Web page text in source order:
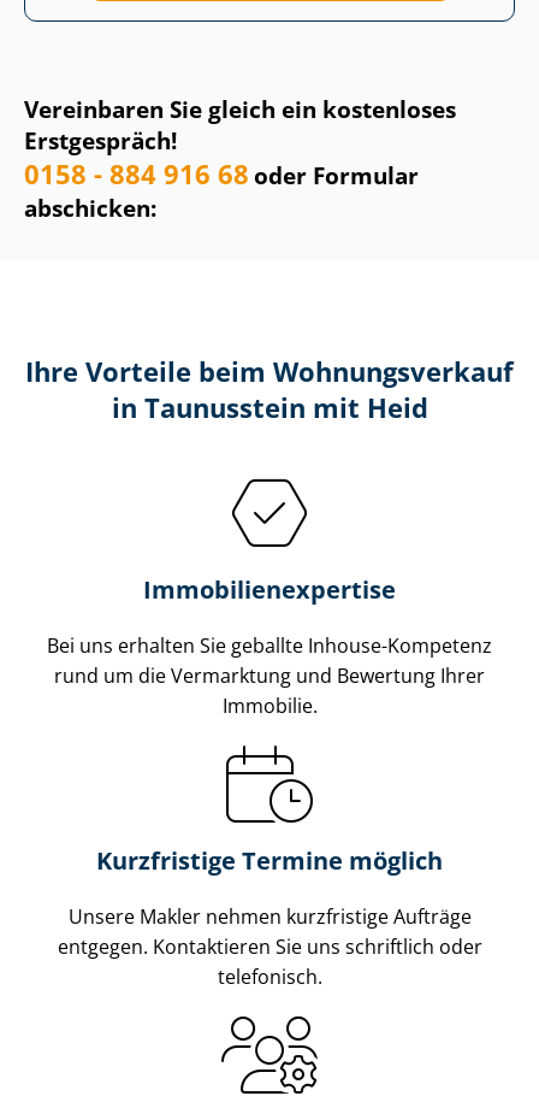
Vereinbaren Sie gleich ein kostenloses
Erstgespräch!
0158 - 884 916 68oder Formular
abschicken:
Ihre Vorteile beim Wohnungsverkauf
in Taunusstein mit Heid
Im­mo­bi­li­en­ex­per­ti­se
Bei uns erhalten Sie geballte Inhouse-Kompetenz
rund um die Vermarktung und Bewertung Ihrer
Immobilie.
Kurzfristige Termine möglich
Unsere Makler nehmen kurzfristige Aufträge
entgegen. Kontaktieren Sie uns schriftlich oder
telefonisch.